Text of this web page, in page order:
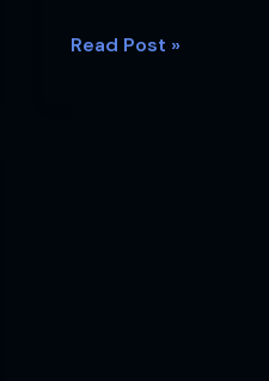
Read Post »